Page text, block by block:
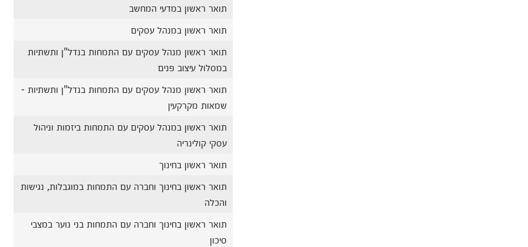
תואר ראשון במדעי המחשב
תואר ראשון במנהל עסקים
תואר ראשון מנהל עסקים עם התמחות בנדל"ן ותשתיות
במסלול עיצוב פנים
תואר ראשון מנהל עסקים עם התמחות בנדל"ן ותשתיות -
שמאות מקרקעין
תואר ראשון במנהל עסקים עם התמחות ביזמות וניהול
עסקי קולינריה
תואר ראשון בחינוך
תואר ראשון בחינוך וחברה עם התמחות במוגבלות, נגישות
והכלה
תואר ראשון בחינוך וחברה עם התמחות בני נוער במצבי
סיכון